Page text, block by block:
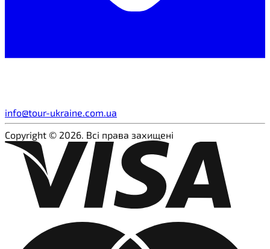
info@tour-ukraine.com.ua
Copyright © 2026. Всі права захищені